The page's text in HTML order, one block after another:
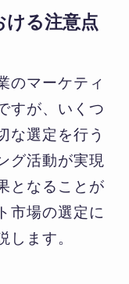
ける注意点
のマーケティ
すが、いくつ
な選定を行う
グ活動が実現
となることが
市場の選定に
します。